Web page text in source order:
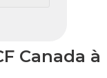
Canada à